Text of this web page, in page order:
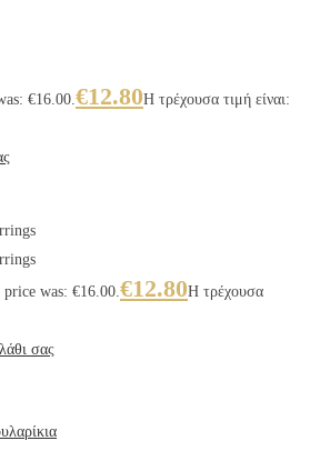
€16.00.€12.80Η τρέχουσα τιμή είναι:
was: €16.00.€12.80Η τρέχουσα
σας